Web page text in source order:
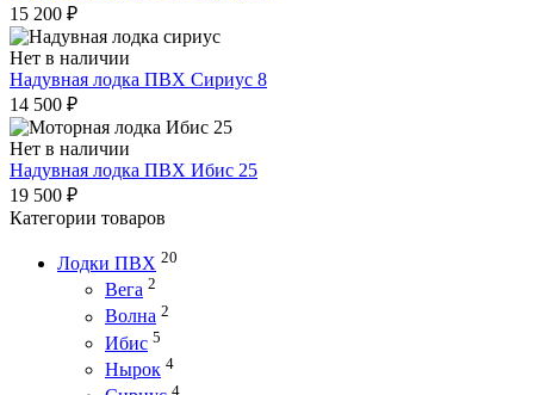
15 200 ₽
Нет в наличии
Надувная лодка ПВХ Сириус 8
14 500 ₽
Нет в наличии
Надувная лодка ПВХ Ибис 25
19 500 ₽
Категории товаров
Лодки ПВХ 20
Вега 2
Волна 2
Ибис 5
Нырок 4
4